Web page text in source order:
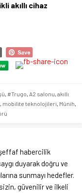
akıllı cihaz
#Trugo A2 salonu akıllı
mobilite teknolojileri Münih
habercilik
duyarak doğru ve
sunmayı hedefler.
güvenilir ve ilkeli